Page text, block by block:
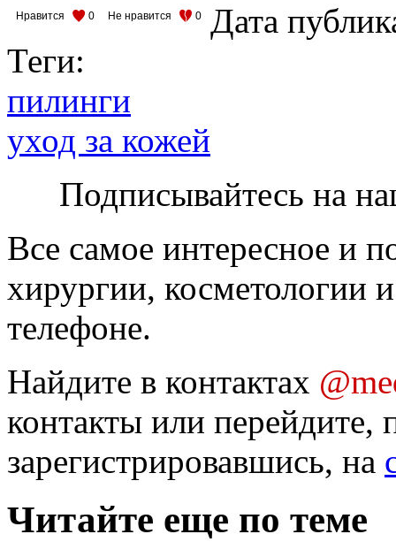
Нравится 0 Не нравится 0
Дата
Теги:
пилинги
уход за кожей
Подписывайтесь на
Все самое интересное и
хирургии, косметологии
телефоне.
Найдите в контактах
контакты или перейдите,
зарегистрировавшись, на
Читайте еще по теме